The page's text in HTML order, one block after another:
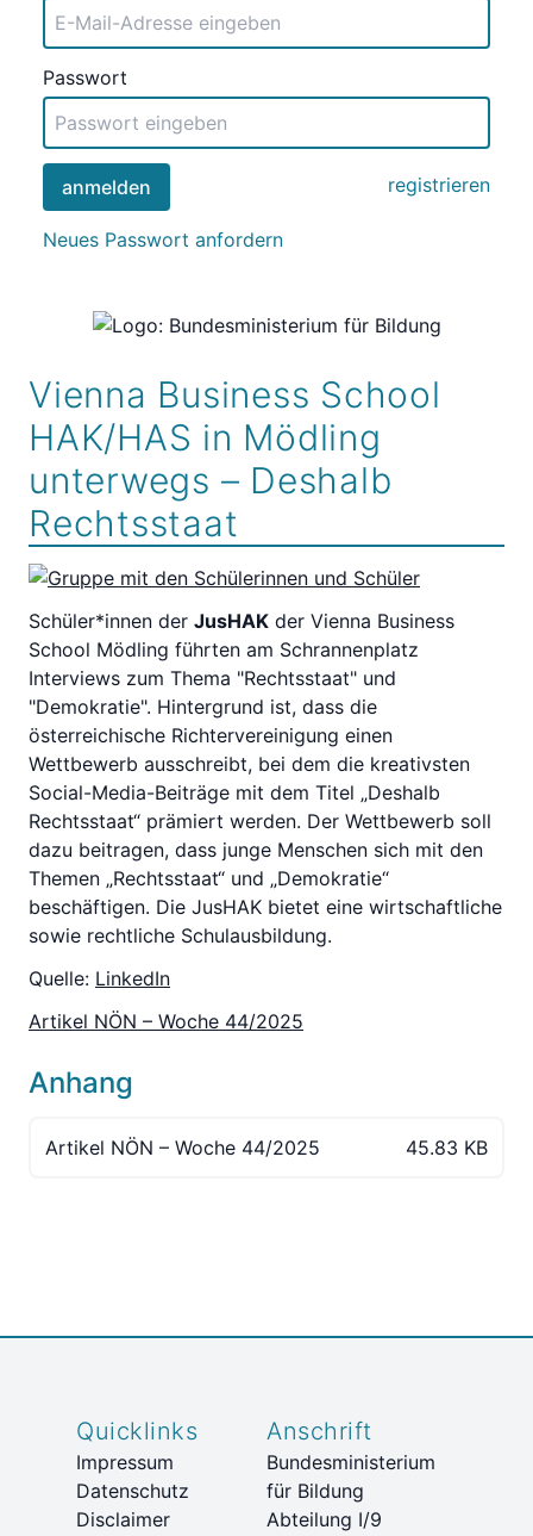
Passwort
anmelden registrieren
Neues Passwort anfordern
Vienna Business School
HAK/HAS in Mödling
unterwegs – Deshalb
Rechtsstaat
Schüler*innen der JusHAK der Vienna Business
School Mödling führten am Schrannenplatz
Interviews zum Thema "Rechtsstaat" und
"Demokratie". Hintergrund ist, dass die
österreichische Richtervereinigung einen
Wettbewerb ausschreibt, bei dem die kreativsten
Social-Media-Beiträge mit dem Titel „Deshalb
Rechtsstaat“ prämiert werden. Der Wettbewerb soll
dazu beitragen, dass junge Menschen sich mit den
Themen „Rechtsstaat“ und „Demokratie“
beschäftigen. Die JusHAK bietet eine wirtschaftliche
sowie rechtliche Schulausbildung.
Quelle: LinkedIn
Artikel NÖN – Woche 44/2025
Anhang
Artikel NÖN – Woche 44/2025 45.83 KB
Quicklinks
Impressum
Datenschutz
Disclaimer
Anschrift
Bundesministerium
für Bildung
Abteilung I/9